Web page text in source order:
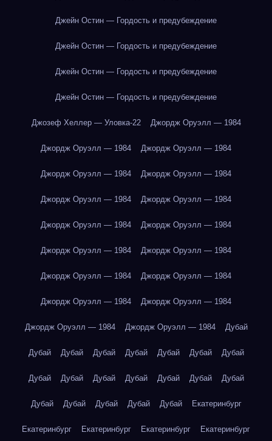
Джейн Остин — Гордость и предубеждение
Джейн Остин — Гордость и предубеждение
Джейн Остин — Гордость и предубеждение
Джейн Остин — Гордость и предубеждение
Джозеф Хеллер — Уловка-22 Джордж Оруэлл — 1984
Джордж Оруэлл — 1984 Джордж Оруэлл — 1984
Джордж Оруэлл — 1984 Джордж Оруэлл — 1984
Джордж Оруэлл — 1984 Джордж Оруэлл — 1984
Джордж Оруэлл — 1984 Джордж Оруэлл — 1984
Джордж Оруэлл — 1984 Джордж Оруэлл — 1984
Джордж Оруэлл — 1984 Джордж Оруэлл — 1984
Джордж Оруэлл — 1984 Джордж Оруэлл — 1984
Джордж Оруэлл — 1984 Джордж Оруэлл — 1984 Дубай
Дубай Дубай Дубай Дубай Дубай Дубай Дубай
Дубай Дубай Дубай Дубай Дубай Дубай Дубай
Дубай Дубай Дубай Дубай Дубай Екатеринбург
Екатеринбург Екатеринбург Екатеринбург Екатеринбург